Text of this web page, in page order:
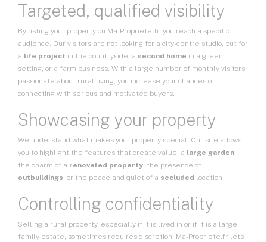
Targeted, qualified visibility
By listing your property on Ma-Propriete.fr, you reach a specific
audience. Our visitors are not looking for a city-centre studio, but for
a life project in the countryside, a second home in a green
setting, or a farm business. With a large number of monthly visitors
passionate about rural living, you increase your chances of
connecting with serious and motivated buyers.
Showcasing your property
We understand what makes your property special. Our site allows
you to highlight the features that create value: a large garden,
the charm of a renovated property, the presence of
outbuildings, or the peace and quiet of a secluded location.
Controlling confidentiality
Selling a rural property, especially if it is lived in or if it is a large
family estate, sometimes requires discretion. Ma-Propriete.fr lets